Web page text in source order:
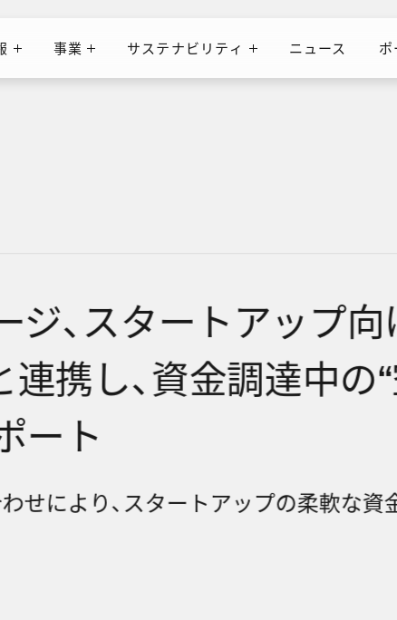
事業
サステナビリティ
ニュース
ポ
ジ、スタートアップ
携し、資金調達中の
ート
せにより、スタートアップの柔軟な資